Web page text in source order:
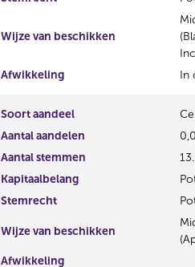
Wijze van beschikken
Afwikkeling
In
Soort aandeel
Aantal aandelen
Aantal stemmen
Kapitaalbelang
Stemrecht
Wijze van beschikken
Afwikkeling